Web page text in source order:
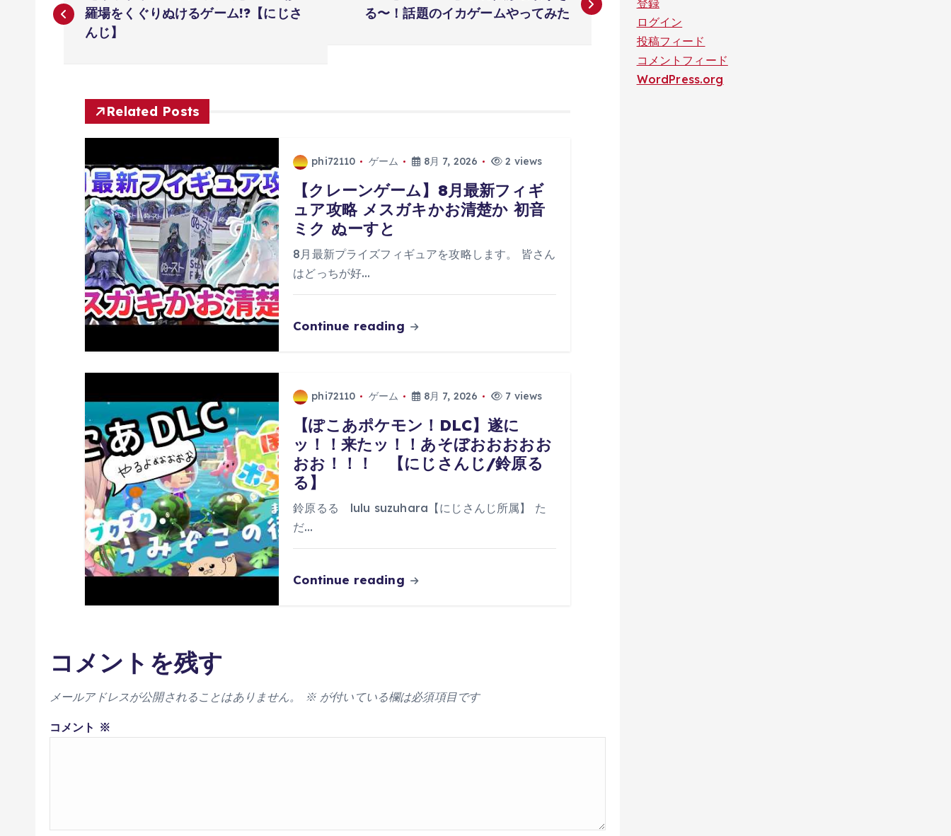
稿
羅場をくぐりぬけるゲーム!?【にじさ
んじ】
る〜！話題のイカゲームやってみた
Related Posts
phi72110 ゲーム 8月 7, 2026 2 views
【クレーンゲーム】8月最新フィギ
ュア攻略 メスガキかお清楚か 初音
ミク ぬーすと
8月最新プライズフィギュアを攻略します。 皆さん
はどっちが好…
Continue reading
phi72110 ゲーム 8月 7, 2026 7 views
【ぽこあポケモン！DLC】遂に
ッ！！来たッ！！あそぼおおおおお
おお！！！ 【にじさんじ/鈴原る
る】
鈴原るる lulu suzuhara【にじさんじ所属】 た
だ…
Continue reading
コメントを残す
メールアドレスが公開されることはありません。 ※が付いている欄は必須項目です
コメント ※
登録
ログイン
投稿フィード
コメントフィード
WordPress.org